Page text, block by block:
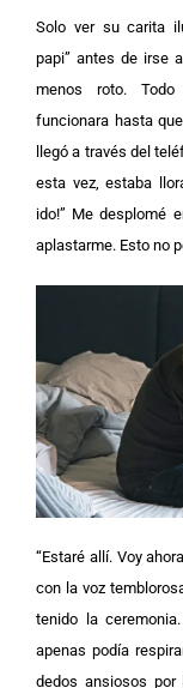
Solo ver su carita
papi” antes de irse
menos roto. Todo
funcionara hasta
llegó a través del
esta vez, estaba
ido!” Me desplomé
aplastarme. Esto no
“Estaré allí. Voy
con la voz
tenido la
apenas podía
dedos ansiosos por